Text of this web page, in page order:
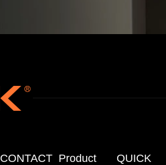
CONTACT Product
QUICK